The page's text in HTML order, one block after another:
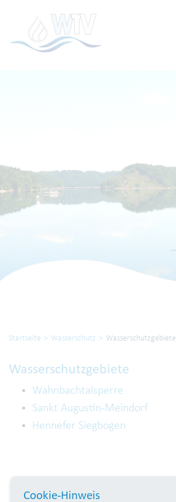
Startseite Wasserschutz Wasserschutzgebiete
Wasserschutzgebiete
Wahnbachtalsperre
Sankt Augustin-Meindorf
Hennefer Siegbogen
Cookie-Hinweis